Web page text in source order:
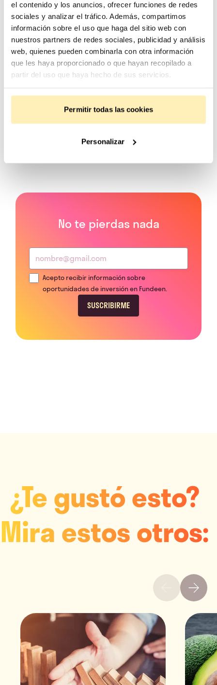
el contenido y los anuncios, ofrecer funciones de redes
sociales y analizar el tráfico. Además, compartimos
información sobre el uso que haga del sitio web con
nuestros partners de redes sociales, publicidad y análisis
web, quienes pueden combinarla con otra información
que les haya proporcionado o que hayan recopilado a
partir del uso que haya hecho de sus servicios.
Permitir todas las cookies
Personalizar
de almacenamiento de energías renovables para
alcanzar los objetivos de descarbonización y
sostenibilidad. Recurrir a lasrenovablesen combinación
con estas fórmulas nos dará la clave para evitar el punto
de no retorno de la crisis climática
No te pierdas nada
Acepto recibir información sobre
oportunidades de inversión en Fundeen.
SUSCRIBIRME
¿Te gustó esto?
Mira estos otros: